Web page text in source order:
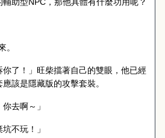
了！」旺柴擋著自己的雙眼，他已經
該是隱藏版的攻擊套裝。
去啊～」
不玩！」